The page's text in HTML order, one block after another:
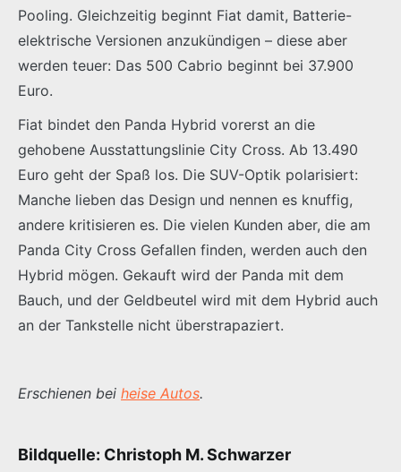
Pooling. Gleichzeitig beginnt Fiat damit, Batterie-
elektrische Versionen anzukündigen – diese aber
werden teuer: Das 500 Cabrio beginnt bei 37.900
Euro.
Fiat bindet den Panda Hybrid vorerst an die
gehobene Ausstattungslinie City Cross. Ab 13.490
Euro geht der Spaß los. Die SUV-Optik polarisiert:
Manche lieben das Design und nennen es knuffig,
andere kritisieren es. Die vielen Kunden aber, die am
Panda City Cross Gefallen finden, werden auch den
Hybrid mögen. Gekauft wird der Panda mit dem
Bauch, und der Geldbeutel wird mit dem Hybrid auch
an der Tankstelle nicht überstrapaziert.
Erschienen bei heise Autos.
Bildquelle: Christoph M. Schwarzer